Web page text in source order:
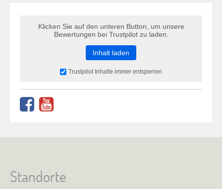
Klicken Sie auf den unteren Button, um unsere
Bewertungen bei Trustpilot zu laden.
Inhalt laden
Trustpilot Inhalte immer entsperren
Standorte